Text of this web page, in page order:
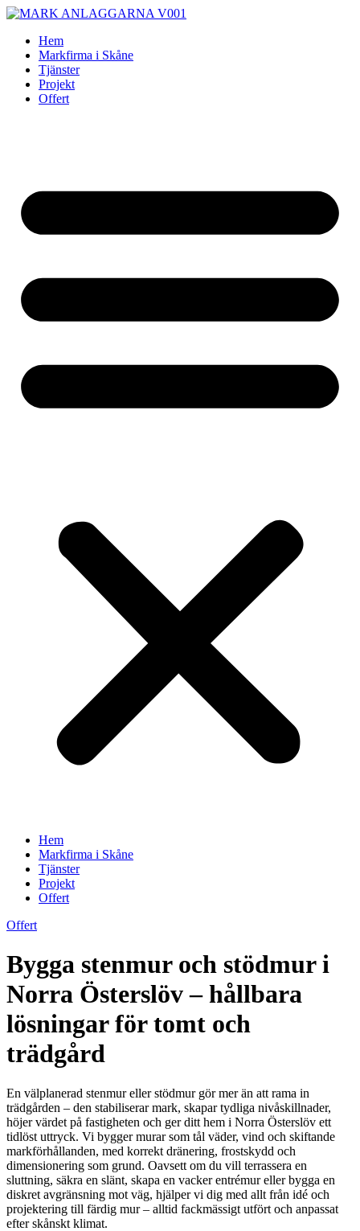
Skip
contentHem
Markfirma i Skåne
Tjänster
Projekt
Offert
Hem
Markfirma i Skåne
Tjänster
Projekt
Offert
Offert
Bygga stenmur och stödmur i
Norra Österslöv – hållbara
lösningar för tomt och
trädgård
En välplanerad stenmur eller stödmur gör mer än att rama in
trädgården – den stabiliserar mark, skapar tydliga nivåskillnader,
höjer värdet på fastigheten och ger ditt hem i Norra Österslöv ett
tidlöst uttryck. Vi bygger murar som tål väder, vind och skiftande
markförhållanden, med korrekt dränering, frostskydd och
dimensionering som grund. Oavsett om du vill terrassera en
sluttning, säkra en slänt, skapa en vacker entrémur eller bygga en
diskret avgränsning mot väg, hjälper vi dig med allt från idé och
projektering till färdig mur – alltid fackmässigt utfört och anpassat
efter skånskt klimat.